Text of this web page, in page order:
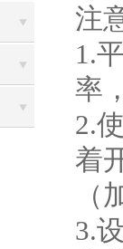
注
1.
率
2.
着
3.